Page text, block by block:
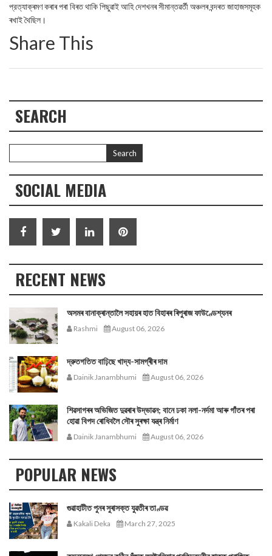
প্রত্যাক্ৰমণ কৰাৰ পৰা বিৰত থাকি পিছুৱাই আহি দেশখনৰ সীমান্তৱর্তী অঞ্চলৰ বন্দৰত জাহাজসমূহক
ৰখাই থৈছিল।
Share This
SEARCH
SOCIAL MEDIA
RECENT NEWS
অসমৰ বানাক্ৰান্তালৈ সহায়ৰ হাত বিহাৰৰ ৰিপুৰাজ ফাউণ্ডেশ্যনৰ
Rashmi August 06, 2026
দ্রুতগতিত বাঢ়িছে খাদ্য-সামগ্ৰীৰ দাম
Dainik Janambhumi August 06, 2026
শিৱসাগৰৰ অভিজিত দুৱৰাৰ উদ্ভাৱন; বানে ঢকা নলা-নৰ্দমা আৰু গাঁতৰ পৰা
হোৱা বিপদ ৰোধিবলৈ সৌৰ সুৰক্ষা যন্ত্ৰ নিৰ্মাণ
Dainik Janambhumi August 06, 2026
POPULAR NEWS
গুৱাহাটীত পুনৰ সুৰাসক্ত যুৱতীৰ তাণ্ডৱ
Kakali Deka March 27, 2025